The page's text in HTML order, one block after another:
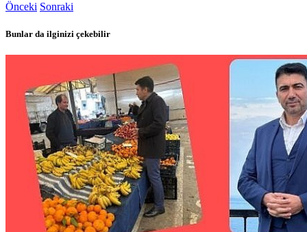
Önceki Sonraki
Bunlar da ilginizi çekebilir